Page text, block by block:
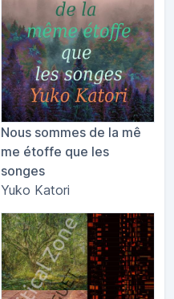
Nous sommes de la m​ê​
me étoffe que les
songes
Yuko Katori